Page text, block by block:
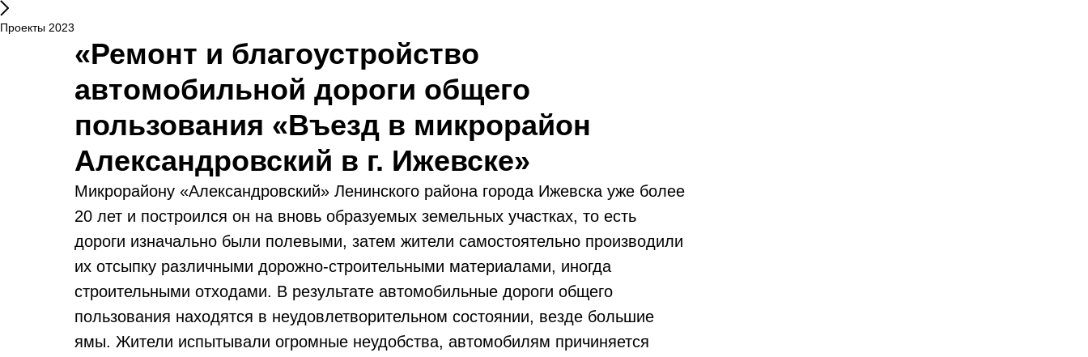
Проекты 2023
«Ремонт и благоустройство
автомобильной дороги общего
пользования «Въезд в микрорайон
Александровский в г. Ижевске»
Микрорайону «Александровский» Ленинского района города Ижевска уже более
20 лет и построился он на вновь образуемых земельных участках, то есть
дороги изначально были полевыми, затем жители самостоятельно производили
их отсыпку различными дорожно-строительными материалами, иногда
строительными отходами. В результате автомобильные дороги общего
пользования находятся в неудовлетворительном состоянии, везде большие
ямы. Жители испытывали огромные неудобства, автомобилям причиняется